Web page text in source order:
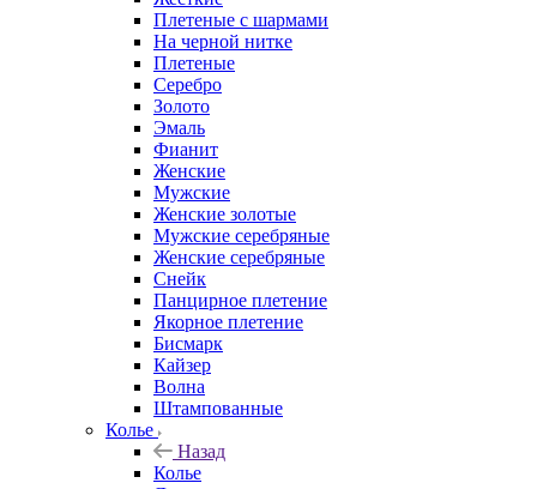
Плетеные с шармами
На черной нитке
Плетеные
Серебро
Золото
Эмаль
Фианит
Женские
Мужские
Женские золотые
Мужские серебряные
Женские серебряные
Снейк
Панцирное плетение
Якорное плетение
Бисмарк
Кайзер
Волна
Штампованные
Колье
Назад
Колье